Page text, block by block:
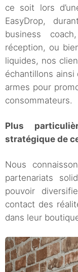
ce soit lors
EasyDrop,
business
réception, ou
liquides, nos
échantillons ainsi
armes pour
consommateurs.
Plus
stratégique de
Nous
partenariats
pouvoir
contact des
dans leur